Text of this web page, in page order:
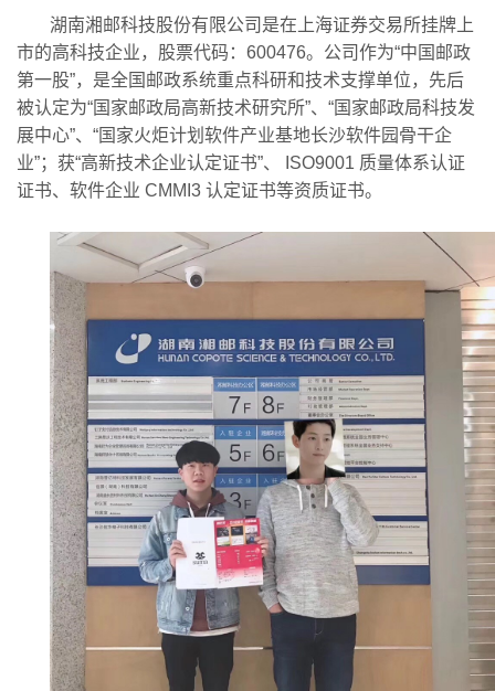
湖南湘邮科技股份有限公司是在上海证券交易所挂牌上
市的高科技企业，股票代码：600476。公司作为“中国邮政
第一股”，是全国邮政系统重点科研和技术支撑单位，先后
被认定为“国家邮政局高新技术研究所”、“国家邮政局科技发
展中心”、“国家火炬计划软件产业基地长沙软件园骨干企
业”；获“高新技术企业认定证书”、 ISO9001 质量体系认证
证书、软件企业 CMMI3 认定证书等资质证书。